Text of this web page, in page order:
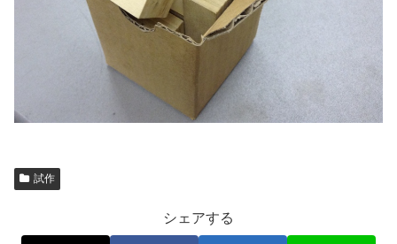
試作
シェアする